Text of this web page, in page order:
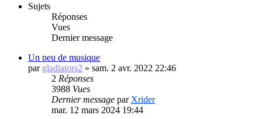
Sujets
Réponses
Vues
Dernier message
Un peu de musique
par gladiators2 » sam. 2 avr. 2022 22:46
2 Réponses
3988 Vues
Dernier message par Xrider
mar. 12 mars 2024 19:44